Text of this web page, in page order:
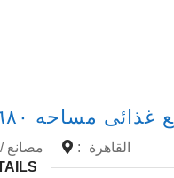
مساحه ٦٨٠م بمدينه بدر
مصانع / :
القاهرة